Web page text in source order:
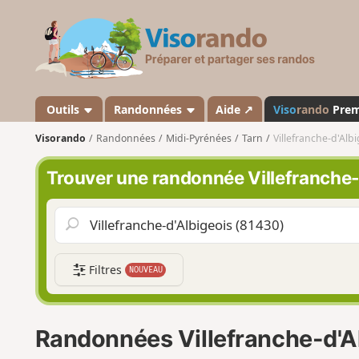
s
a
n
d
o
Outils Randonnées Aide ↗ Visorando
Visorando Randonnées Midi-Pyrénées Tarn Villefranche-
Trouver une randonnée
Filtres NOUVEAU
Randonnées Villefranche-